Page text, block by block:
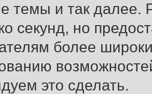
темы и так далее.
секунд, но
более
это сделать.